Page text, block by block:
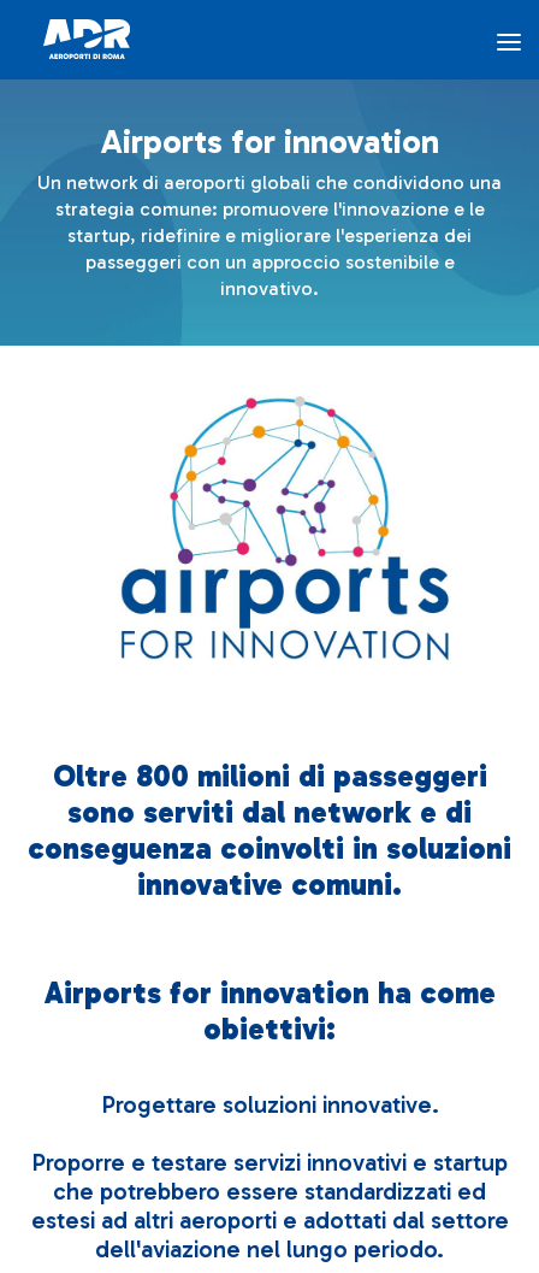
Airports for Innovation
The Program
Innovation Hub
Contattaci
Airports for innovation
Un network di aeroporti globali che condividono una
strategia comune: promuovere l'innovazione e le
startup, ridefinire e migliorare l'esperienza dei
passeggeri con un approccio sostenibile e
innovativo.
Oltre 800 milioni di passeggeri
sono serviti dal network e di
conseguenza coinvolti in soluzioni
innovative comuni.
Airports for innovation ha come
obiettivi:
Progettare soluzioni innovative.
Proporre e testare servizi innovativi e startup
che potrebbero essere standardizzati ed
estesi ad altri aeroporti e adottati dal settore
dell'aviazione nel lungo periodo.